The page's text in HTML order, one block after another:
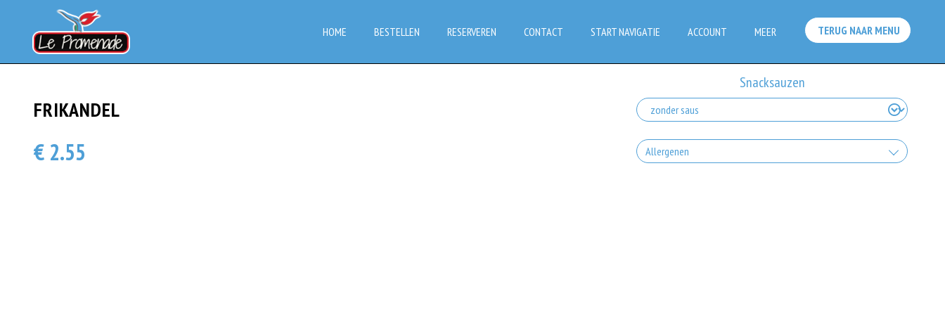
HOME BESTELLEN RESERVEREN CONTACT START NAVIGATIE ACCOUNT MEER TERUG NAAR MENU
FRIKANDEL
€ 2.55
Snacksauzen
Allergenen